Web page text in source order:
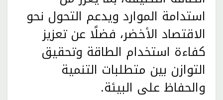
استدامة الموارد ويدعم التحول نحو
الاقتصاد الأخضر، فضلًا عن تعزيز
كفاءة استخدام الطاقة وتحقيق
التوازن بين متطلبات التنمية
والحفاظ على البيئة.